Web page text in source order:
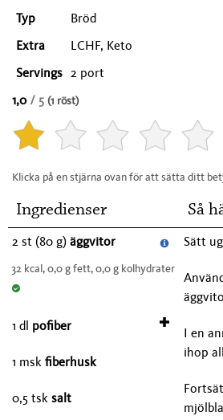
Typ Bröd
Extra LCHF, Keto
Servings 2 port
1,0/ 5 (1 röst)
Klicka på en stjärna ovan för att sätta ditt
Ingredienser
2 st (80 g) äggvitor
32 kcal, 0,0 g fett, 0,0 g kolhydrater
1 dl pofiber
1 msk fiberhusk
0,5 tsk salt
Så
Sätt
I en
ihop